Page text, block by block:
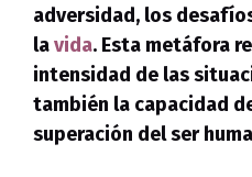
adversidad, los
lavida. Esta metáfora
intensidad de las
también la capacidad
superación del ser